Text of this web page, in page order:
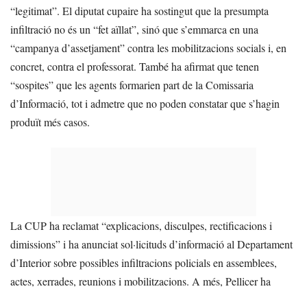
“legitimat”. El diputat cupaire ha sostingut que la presumpta
infiltració no és un “fet aïllat”, sinó que s’emmarca en una
“campanya d’assetjament” contra les mobilitzacions socials i, en
concret, contra el professorat. També ha afirmat que tenen
“sospites” que les agents formarien part de la Comissaria
d’Informació, tot i admetre que no poden constatar que s’hagin
produït més casos.
La CUP ha reclamat “explicacions, disculpes, rectificacions i
dimissions” i ha anunciat sol·licituds d’informació al Departament
d’Interior sobre possibles infiltracions policials en assemblees,
actes, xerrades, reunions i mobilitzacions. A més, Pellicer ha